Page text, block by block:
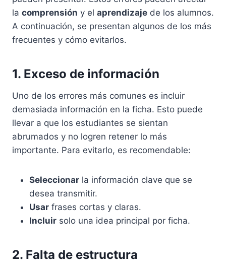
la comprensión y el aprendizaje de los alumnos.
A continuación, se presentan algunos de los más
frecuentes y cómo evitarlos.
1. Exceso de información
Uno de los errores más comunes es incluir
demasiada información en la ficha. Esto puede
llevar a que los estudiantes se sientan
abrumados y no logren retener lo más
importante. Para evitarlo, es recomendable:
Seleccionar la información clave que se
desea transmitir.
Usar frases cortas y claras.
Incluir solo una idea principal por ficha.
2. Falta de estructura